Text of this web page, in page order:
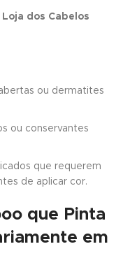
dos Cabelos
ou dermatites
ou conservantes
que requerem
de aplicar cor.
que Pinta
em